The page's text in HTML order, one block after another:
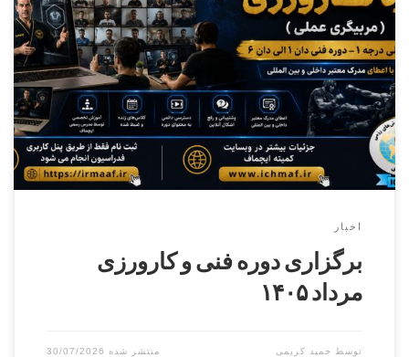
دوره کارورزی ( مربیگری عملی ) درجه ۳ الی درجه ۱ – دوره فنی
دان۱الی دان ۶ کمیته ایچماف
اخبار
برگزاری دوره فنی و کارورزی
مرداد ۱۴۰۵
توسط حمید کریمی 30/07/2026